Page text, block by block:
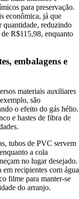
para preservação.
econômica, já que
quantidade, reduzindo
R$115,98, enquanto
embalagens e
materiais auxiliares
são
o efeito do gás hélio.
e hastes de fibra de
tubos de PVC servem
a cola
no lugar desejado.
recipientes com água
filme para manter-se
do arranjo.